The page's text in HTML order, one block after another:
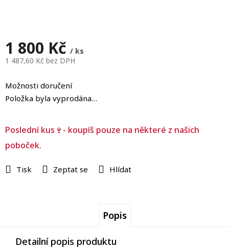
1 800 Kč / ks
1 487,60 Kč bez DPH
cena:
Poslední kus🍷- koupíš pouze na některé z našich
poboček.
Možnosti doručení
Položka byla vyprodána…
Tisk Zeptat se Hlídat
Popis
Detailní popis produktu